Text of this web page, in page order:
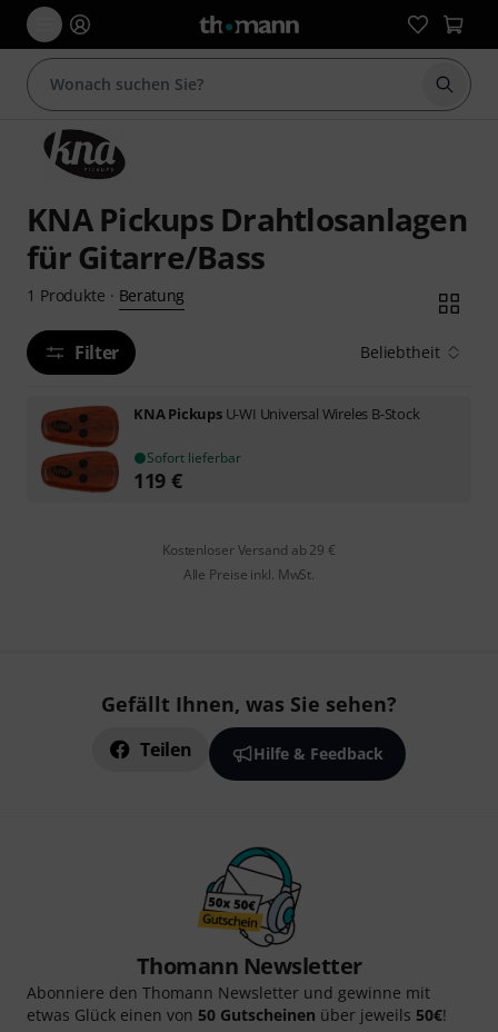
Suche
KNA Pickups Drahtlosanlagen
für Gitarre/Bass
1 Produkte · Beratung
Filter Beliebtheit
KNA Pickups U-WI Universal Wireles B-Stock
Sofort lieferbar
119 €
Kostenloser Versand ab 29 €
Alle Preise inkl. MwSt.
Gefällt Ihnen, was Sie sehen?
Teilen Hilfe & Feedback
Thomann Newsletter
Abonniere den Thomann Newsletter und gewinne mit
etwas Glück einen von 50 Gutscheinen über jeweils 50€!